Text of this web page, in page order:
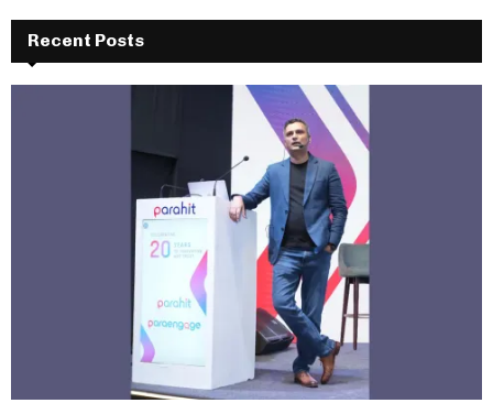
Recent Posts